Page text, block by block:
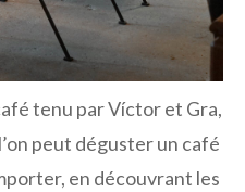
tenu par Víctor et Gra,
peut déguster un café
en découvrant les